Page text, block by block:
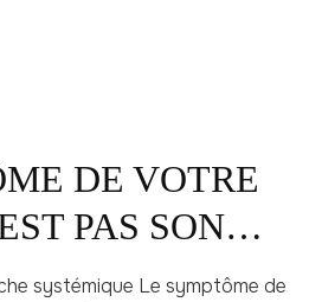
DE VOTRE
PAS SON
systémique Le symptôme de